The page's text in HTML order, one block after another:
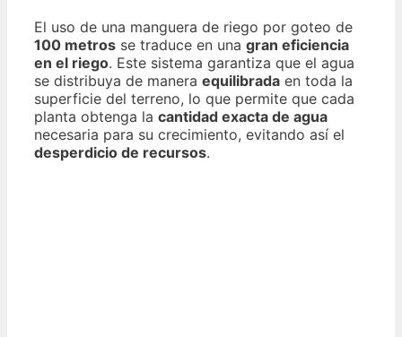
El uso de una manguera de riego por goteo de
100 metros se traduce en una gran eficiencia
en el riego. Este sistema garantiza que el agua
se distribuya de manera equilibrada en toda la
superficie del terreno, lo que permite que cada
planta obtenga la cantidad exacta de agua
necesaria para su crecimiento, evitando así el
desperdicio de recursos.